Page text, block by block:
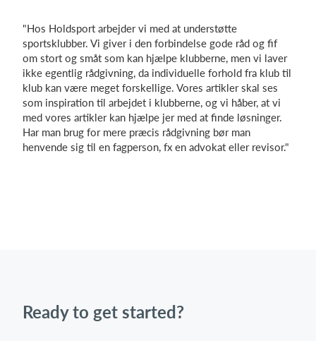
"Hos Holdsport arbejder vi med at understøtte
sportsklubber. Vi giver i den forbindelse gode råd og fif
om stort og småt som kan hjælpe klubberne, men vi laver
ikke egentlig rådgivning, da individuelle forhold fra klub til
klub kan være meget forskellige. Vores artikler skal ses
som inspiration til arbejdet i klubberne, og vi håber, at vi
med vores artikler kan hjælpe jer med at finde løsninger.
Har man brug for mere præcis rådgivning bør man
henvende sig til en fagperson, fx en advokat eller revisor."
Ready to get started?